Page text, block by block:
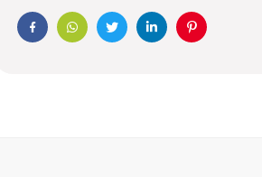
FacebookWhatsAppTwitterLinkedinPinterest